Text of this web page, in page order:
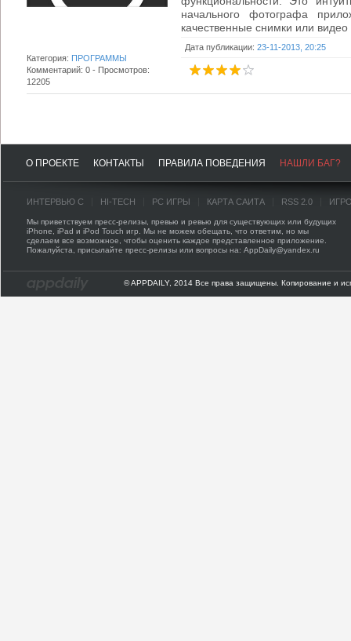
начального фотографа
качественные снимки или
Дата публикации: 23-11-2013, 20:25
Категория: ПРОГРАММЫ
Комментарий: 0 - Просмотров:
12205
О ПРОЕКТЕ КОНТАКТЫ ПРАВИЛА ПОВЕДЕНИЯ НАШЛИ БАГ?
ИНТЕРВЬЮ С HI-TECH PC ИГРЫ КАРТА САЙТА RSS 2.0
Мы приветствуем пресс-релизы, превью и ревью для существующих или будущих
iPhone, iPad и iPod Touch игр. Мы не можем обещать, что ответим, но мы
сделаем все возможное, чтобы оценить каждое представленное приложение.
Пожалуйста, присылайте пресс-релизы или вопросы на: AppDaily@yandex.ru
© APPDAILY, 2014 Все права защищены. Копирование и